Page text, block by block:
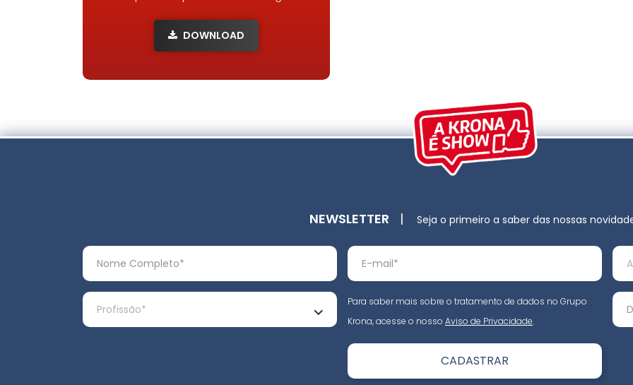
DOWNLOAD
NEWSLETTER | Seja o primeiro a saber das nossas
Para saber mais sobre o tratamento de dados no Grupo
Krona, acesse o nosso Aviso de Privacidade.